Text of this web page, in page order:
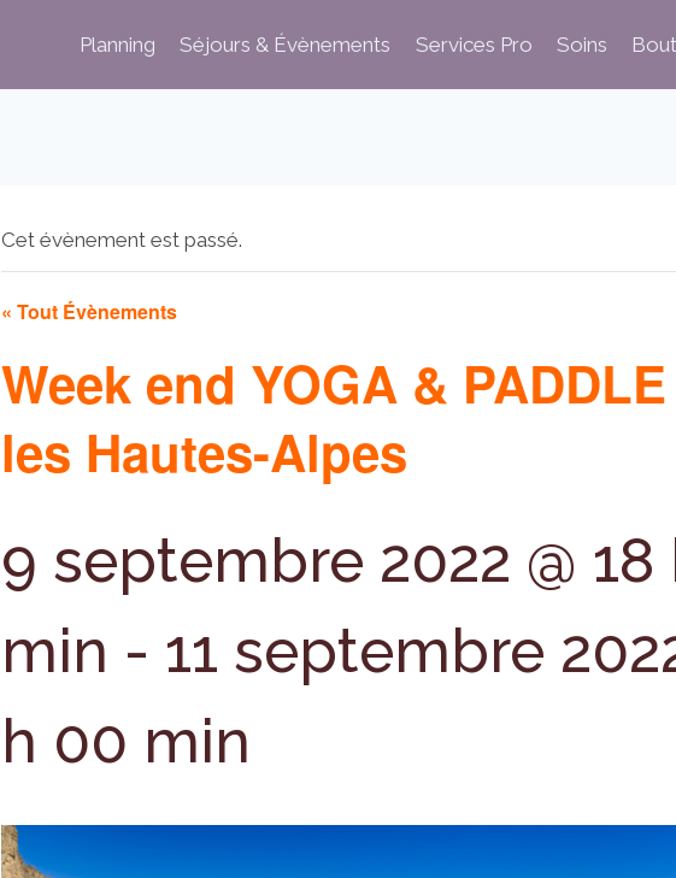
Planning Séjours & Évènements Services Pro Soins
Cet évènement est passé.
« Tout Évènements
Week end YOGA &
les Hautes-Alpes
9 septembre 2022 @ 18
min - 11 septembre
h 00 min